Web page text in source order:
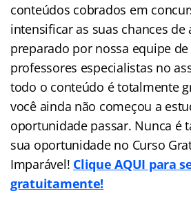
conteúdos cobrados em
intensificar as suas chances
preparado por nossa equipe
professores especialistas no
todo o conteúdo é totalmente
você ainda não começou a
oportunidade passar. Nunca é
sua oportunidade no Curso
Imparável! Clique AQUI para
gratuitamente!